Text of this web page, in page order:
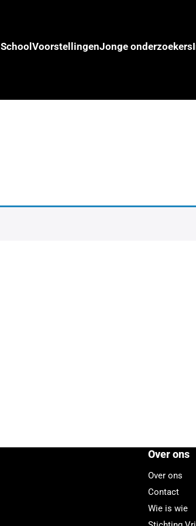
SchoolVoorstellingenJonge onderzoekers
Over ons
Over ons
Contact
Wie is wie